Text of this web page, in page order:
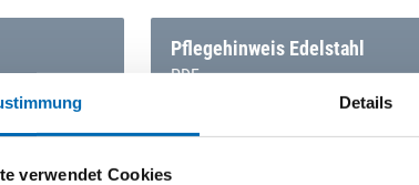
Details
verwendet Cookies
Pflegehinweis Edelstahl
PDF